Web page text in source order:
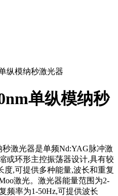
单纵模纳秒
秒激光器是单频Nd:YAG脉冲激
或环形主控振荡器设计,具有较
度,可提供多种能量,波长和重复
激光。激光器能量范围为2-
频率为1-50Hz,可提供波长